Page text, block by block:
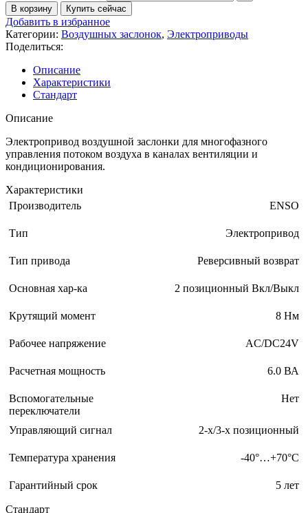
В корзину Купить сейчас
Добавить в избранное
Категории: Воздушных заслонок, Электроприводы
Поделиться:
Описание
Характеристики
Стандарт
Описание
Электропривод воздушной заслонки для многофазного
управления потоком воздуха в каналах вентиляции и
кондиционирования.
Характеристики
Производитель
ENSO
Тип Электропривод
Тип привода Реверсивный возврат
Основная хар-ка 2 позиционный Вкл/Выкл
Крутящий момент 8 Нм
Рабочее напряжение AC/DC24V
Расчетная мощность 6.0 ВА
Вспомогательные
переключатели
Нет
Управляющий сигнал 2-х/3-х позиционный
Температура хранения -40°…+70°С
Гарантийный срок 5 лет
Стандарт